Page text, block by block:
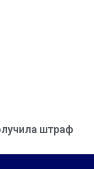
штраф